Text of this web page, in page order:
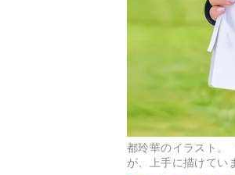
都玲華のイラスト。
が、上手に描けてい